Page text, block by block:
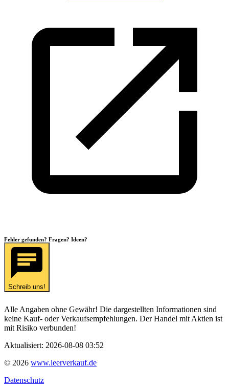
Fehler gefunden? Fragen? Ideen?
Schreib uns!
Alle Angaben ohne Gewähr! Die dargestellten Informationen sind
keine Kauf- oder Verkaufsempfehlungen. Der Handel mit Aktien ist
mit Risiko verbunden!
Aktualisiert: 2026-08-08 03:52
© 2026 www.leerverkauf.de
Datenschutz